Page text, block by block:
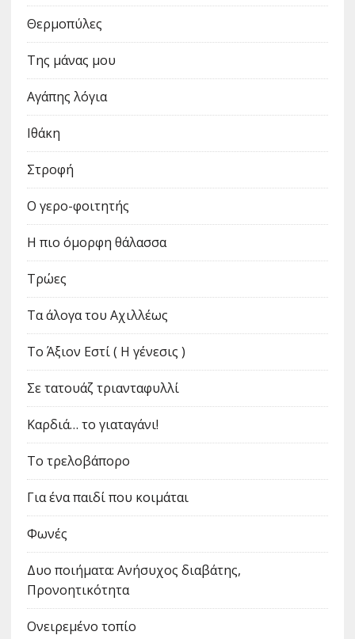
Θερμοπύλες
Της μάνας μου
Αγάπης λόγια
Ιθάκη
Στροφή
Ο γερο-φοιτητής
Η πιο όμορφη θάλασσα
Τρώες
Τα άλογα του Αχιλλέως
Το Άξιον Εστί ( Η γένεσις )
Σε τατουάζ τριανταφυλλί
Καρδιά… το γιαταγάνι!
Το τρελοβάπορο
Για ένα παιδί που κοιμάται
Φωνές
Δυο ποιήματα: Ανήσυχος διαβάτης,
Προνοητικότητα
Ονειρεμένο τοπίο